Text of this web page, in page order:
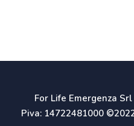
For Life Emergenza
Piva: 14722481000